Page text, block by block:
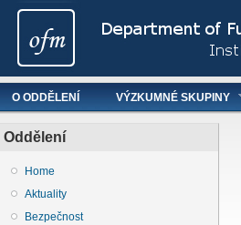
Hlavní menu
O ODDĚLENÍ VÝZKUMNÉ SKUPINY
Oddělení
Home
Aktuality
Bezpečnost